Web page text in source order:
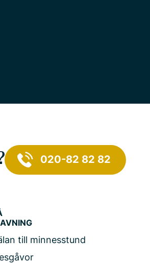
020-82 82 82
till minnesstund